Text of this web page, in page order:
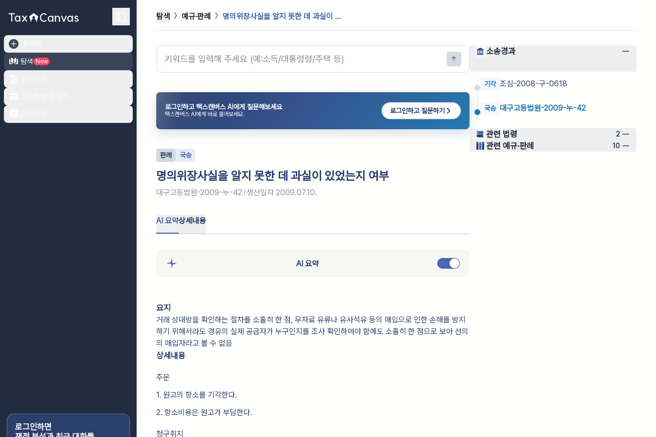
탐색
New
로그인하면
탐색 예규·판례 명의위장사실을 알지 못한 데 과실이 ...
로그인하고 택스캔버스 AI에게 질문해보세요
택스캔버스 AI에게 바로 물어보세요. 로그인하고 질문하기
판례 국승
명의위장사실을 알지 못한 데 과실이 있었는지 여부
대구고등법원-2009-누-42 생산일자 2009.07.10.
AI 요약상세내용
AI 요약
요지
거래 상대방을 확인하는 절차를 소홀히 한 점, 무자료 유류나 유사석유 등의 매입으로 인한 손해를 방지
하기 위해서라도 경유의 실제 공급자가 누구인지를 조사 확인하여야 함에도 소홀히 한 점으로 보아 선의
의 매입자라고 볼 수 없음
상세내용
주문
1. 원고의 항소를 기각한다.
2. 항소비용은 원고가 부담한다.
청구취지
소송경과
기각 조심-2008-구-0618
국승 대구고등법원-2009-누-42
관련 법령 2
관련 예규·판례 10